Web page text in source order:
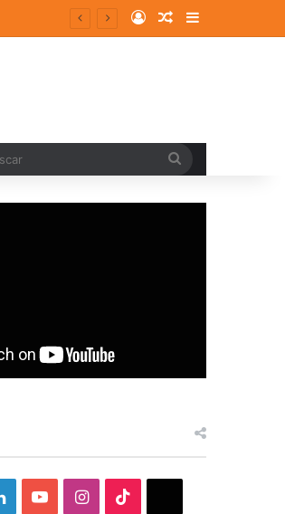
Log InRandom Article
Sidebar
LinkedInYouTubeInstagram